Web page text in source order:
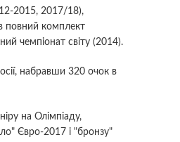
2015, 2017/18),
повний комплект
чемпіонат світу (2014).
набравши 320 очок в
на Олімпіаду,
Євро-2017 і "бронзу"